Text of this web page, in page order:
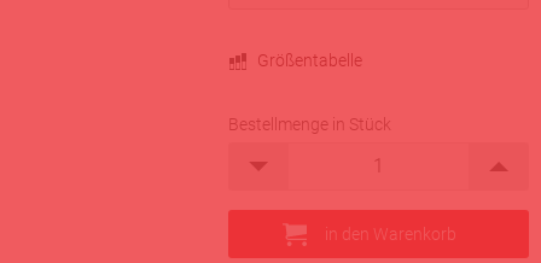
Größentabelle
Bestellmenge in Stück